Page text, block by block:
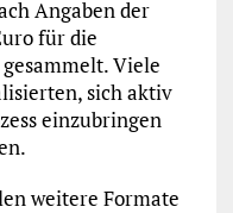
Angaben der
für die
Viele
sich aktiv
einzubringen
weitere Formate